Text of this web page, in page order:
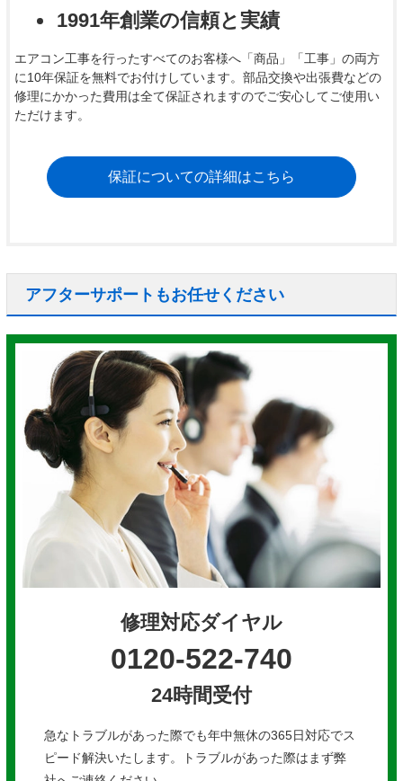
1991年創業の信頼と実績
エアコン工事を行ったすべてのお客様へ「商品」「工事」の両方
に10年保証を無料でお付けしています。部品交換や出張費などの
修理にかかった費用は全て保証されますのでご安心してご使用い
ただけます。
保証についての詳細はこちら
アフターサポートもお任せください
修理対応ダイヤル
0120-522-740
24時間受付
急なトラブルがあった際でも年中無休の365日対応でス
ピード解決いたします。トラブルがあった際はまず弊